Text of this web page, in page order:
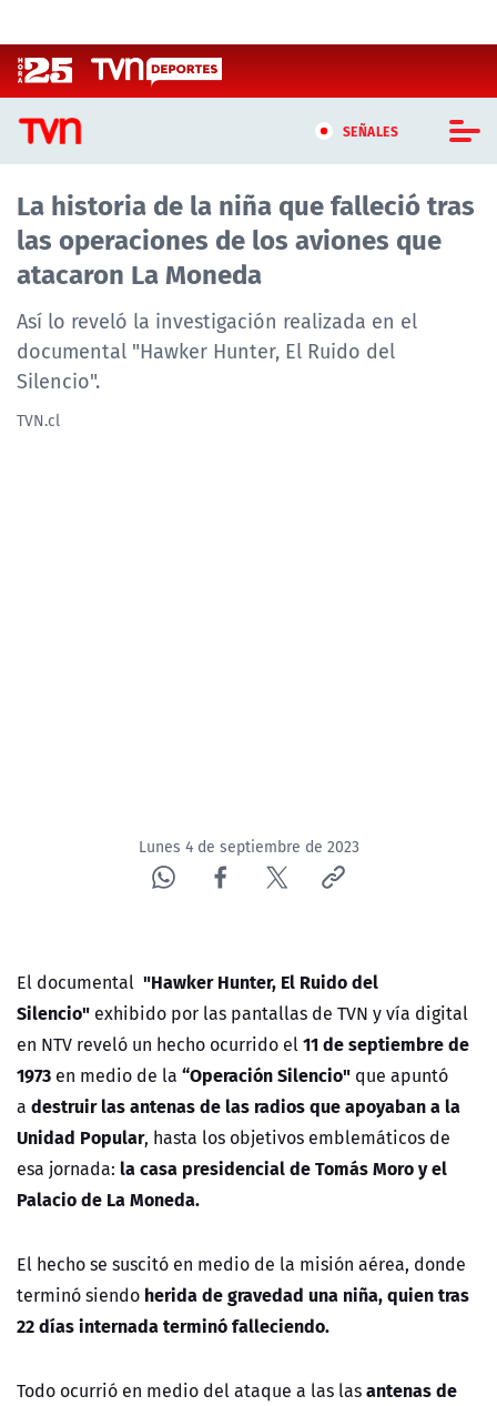
SEÑALES
CASTING MASTERCHEF CHILE
CASTING TVN VERTICAL
TVN VERTICAL
TVN PLAY
PROGRAMAS
La historia de la niña que falleció tras
las operaciones de los aviones que
atacaron La Moneda
Así lo reveló la investigación realizada en el
documental "Hawker Hunter, El Ruido del
Silencio".
TVN.cl
Lunes 4 de septiembre de 2023
El documental "Hawker Hunter, El Ruido del
Silencio" exhibido por las pantallas de TVN y vía digital
en NTV reveló un hecho ocurrido el11 de septiembre de
1973 en medio de la “Operación Silencio" que apuntó
a destruir las antenas de las radios que apoyaban a la
Unidad Popular, hasta los objetivos emblemáticos de
esa jornada: la casa presidencial de Tomás Moro y el
Palacio de La Moneda.
El hecho se suscitó en medio de la misión aérea, donde
terminó siendo herida de gravedad una niña, quien tras
22 días internada terminó falleciendo.
Todo ocurrió en medio del ataque a las lasantenas de